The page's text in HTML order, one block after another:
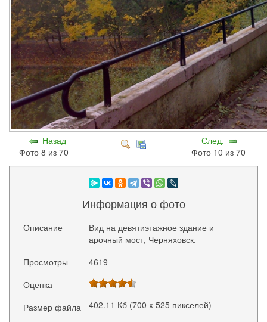
Назад
Фото 8 из 70
След.
Фото 10 из 70
Информация о фото
Описание
Вид на девятиэтажное здание и
арочный мост, Черняховск.
Просмотры
4619
Оценка
Размер файла
402.11 Кб (700 x 525 пикселей)